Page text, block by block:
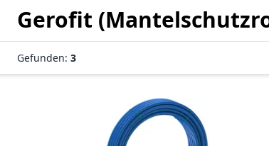
Gerofit
Gefunden: 3